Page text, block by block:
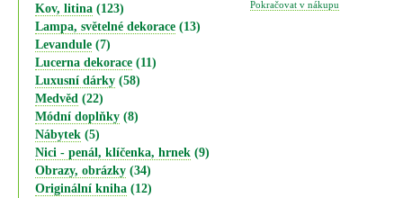
Kov, litina (123)
Lampa, světelné dekorace (13)
Levandule (7)
Lucerna dekorace (11)
Luxusní dárky (58)
Medvěd (22)
Módní doplňky (8)
Nábytek (5)
Nici - penál, klíčenka, hrnek (9)
Obrazy, obrázky (34)
Originální kniha (12)
Pokračovat v nákupu